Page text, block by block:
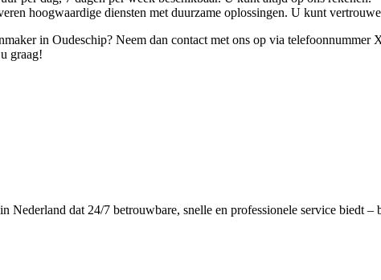
hoogwaardige diensten met duurzame oplossingen. U kunt
in Oudeschip? Neem dan contact met ons op via
graag!
Nederland dat 24/7 betrouwbare, snelle en professionele service biedt